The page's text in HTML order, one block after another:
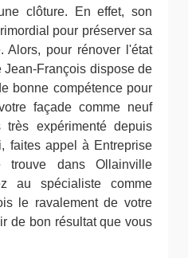
clôture. En effet, son
pour préserver sa
Alors, pour rénover l'état
Jean-François dispose de
bonne compétence pour
façade comme neuf
expérimenté depuis
faites appel à Entreprise
trouve dans Ollainville
au spécialiste comme
le ravalement de votre
de bon résultat que vous